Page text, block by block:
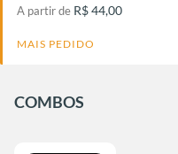
A partir de R$ 44,00
MAIS PEDIDO
COMBOS